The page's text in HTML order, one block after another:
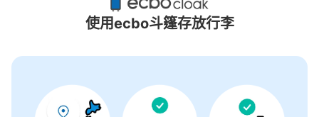
1個投幣式置物櫃
使用ecbo斗篷存放行李